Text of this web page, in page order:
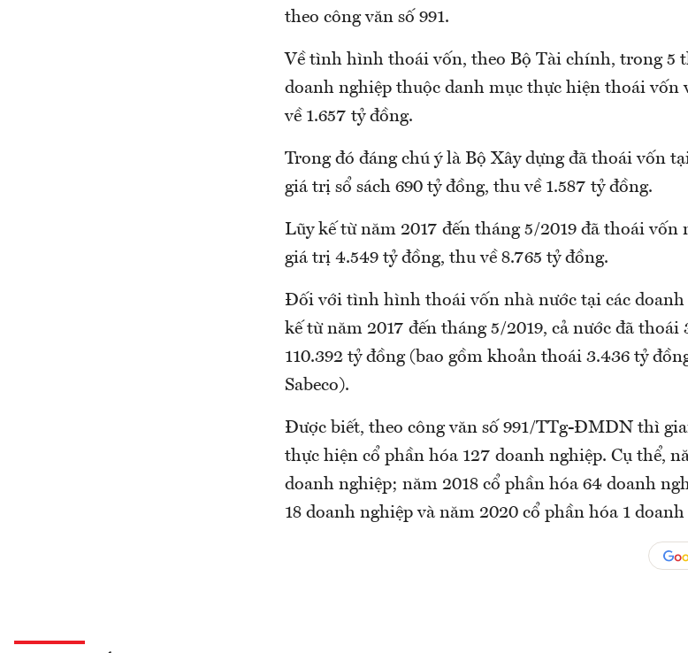
theo công văn số 991.
Về tình hình thoái vốn, theo Bộ Tài chính, trong 5
doanh nghiệp thuộc danh mục thực hiện thoái vốn
về 1.657 tỷ đồng.
Trong đó đáng chú ý là Bộ Xây dựng đã thoái vốn
giá trị sổ sách 690 tỷ đồng, thu về 1.587 tỷ đồng.
Lũy kế từ năm 2017 đến tháng 5/2019 đã thoái
giá trị 4.549 tỷ đồng, thu về 8.765 tỷ đồng.
Đối với tình hình thoái vốn nhà nước tại các doanh
kế từ năm 2017 đến tháng 5/2019, cả nước đã thoái
110.392 tỷ đồng (bao gồm khoản thoái 3.436 tỷ
Sabeco).
Được biết, theo công văn số 991/TTg-ĐMDN thì
thực hiện cổ phần hóa 127 doanh nghiệp. Cụ thể,
doanh nghiệp; năm 2018 cổ phần hóa 64 doanh
18 doanh nghiệp và năm 2020 cổ phần hóa 1